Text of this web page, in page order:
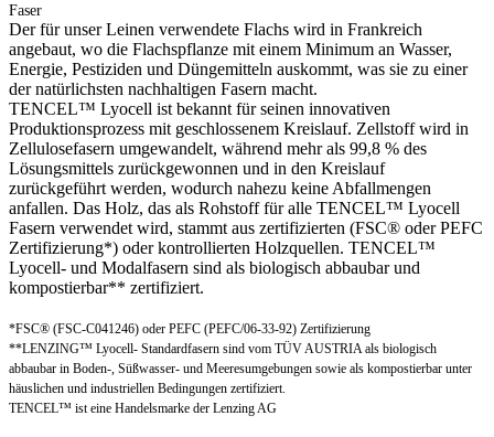
Faser
Der für unser Leinen verwendete Flachs wird in Frankreich
angebaut, wo die Flachspflanze mit einem Minimum an Wasser,
Energie, Pestiziden und Düngemitteln auskommt, was sie zu einer
der natürlichsten nachhaltigen Fasern macht.
TENCEL™ Lyocell ist bekannt für seinen innovativen
Produktionsprozess mit geschlossenem Kreislauf. Zellstoff wird in
Zellulosefasern umgewandelt, während mehr als 99,8 % des
Lösungsmittels zurückgewonnen und in den Kreislauf
zurückgeführt werden, wodurch nahezu keine Abfallmengen
anfallen. Das Holz, das als Rohstoff für alle TENCEL™ Lyocell
Fasern verwendet wird, stammt aus zertifizierten (FSC® oder PEFC
Zertifizierung*) oder kontrollierten Holzquellen. TENCEL™
Lyocell- und Modalfasern sind als biologisch abbaubar und
kompostierbar** zertifiziert.
*FSC® (FSC-C041246) oder PEFC (PEFC/06-33-92) Zertifizierung
**LENZING™ Lyocell- Standardfasern sind vom TÜV AUSTRIA als biologisch
abbaubar in Boden-, Süßwasser- und Meeresumgebungen sowie als kompostierbar unter
häuslichen und industriellen Bedingungen zertifiziert.
TENCEL™ ist eine Handelsmarke der Lenzing AG